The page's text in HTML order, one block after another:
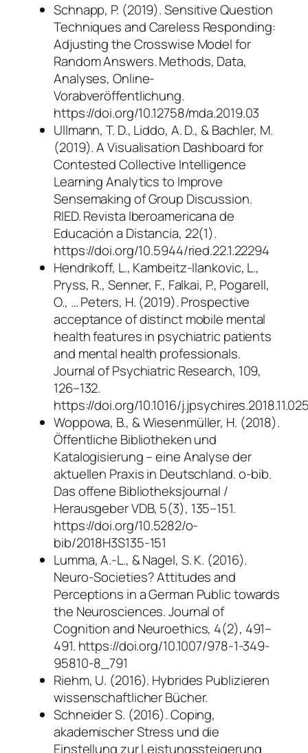
Schnapp, P. (2019). Sensitive Question
Techniques and Careless Responding:
Adjusting the Crosswise Model for
Random Answers. Methods, Data,
Analyses, Online-
Vorabveröffentlichung.
https://doi.org/10.12758/mda.2019.03
Ullmann, T. D., Liddo, A. D., & Bachler, M.
(2019). A Visualisation Dashboard for
Contested Collective Intelligence
Learning Analytics to Improve
Sensemaking of Group Discussion.
RIED. Revista Iberoamericana de
Educación a Distancia, 22(1).
https://doi.org/10.5944/ried.22.1.22294
Hendrikoff, L., Kambeitz-Ilankovic, L.,
Pryss, R., Senner, F., Falkai, P., Pogarell,
O., … Peters, H. (2019). Prospective
acceptance of distinct mobile mental
health features in psychiatric patients
and mental health professionals.
Journal of Psychiatric Research, 109,
126–132.
https://doi.org/10.1016/
Woppowa, B., & Wiesenmüller, H. (2018).
Öffentliche Bibliotheken und
Katalogisierung – eine Analyse der
aktuellen Praxis in Deutschland. o-bib.
Das offene Bibliotheksjournal /
Herausgeber VDB, 5(3), 135–151.
https://doi.org/10.5282/o-
bib/2018H3S135-151
Lumma, A.-L., & Nagel, S. K. (2016).
Neuro-Societies? Attitudes and
Perceptions in a German Public towards
the Neurosciences. Journal of
Cognition and Neuroethics, 4(2), 491–
491. https://doi.org/10.1007/978-1-349-
95810-8_791
Riehm, U. (2016). Hybrides Publizieren
wissenschaftlicher Bücher.
Schneider S. (2016). Coping,
akademischer Stress und die
Einstellung zur Leistungssteigerung